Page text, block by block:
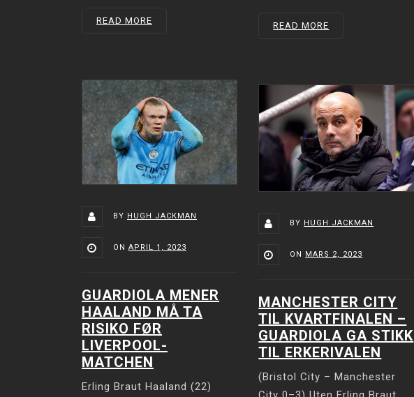
READ MORE
READ MORE
BY HUGH JACKMAN
ON APRIL 1, 2023
GUARDIOLA MENER
HAALAND MÅ TA
RISIKO FØR
LIVERPOOL-
MATCHEN
Erling Braut Haaland (22)
BY HUGH JACKMAN
ON MARS 2, 2023
MANCHESTER CITY
TIL KVARTFINALEN –
GUARDIOLA GA STIKK
TIL ERKERIVALEN
(Bristol City – Manchester